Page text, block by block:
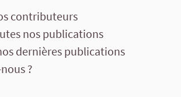
contributeurs
nos publications
dernières publications
?